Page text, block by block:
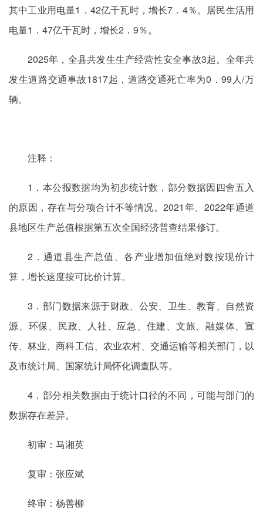
其中工业用电量1．42亿千瓦时，增长7．4％。居民生活用
电量1．47亿千瓦时，增长2．9％。
2025年，全县共发生生产经营性安全事故3起。全年共
发生道路交通事故1817起，道路交通死亡率为0．99人/万
辆。
注释：
1．本公报数据均为初步统计数，部分数据因四舍五入
的原因，存在与分项合计不等情况。2021年、2022年通道
县地区生产总值根据第五次全国经济普查结果修订。
2．通道县生产总值、各产业增加值绝对数按现价计
算，增长速度按可比价计算。
3．部门数据来源于财政、公安、卫生、教育、自然资
源、环保、民政、人社、应急、住建、文旅、融媒体、宣
传、林业、商科工信、农业农村、交通运输等相关部门，以
及市统计局、国家统计局怀化调查队等。
4．部分相关数据由于统计口径的不同，可能与部门的
数据存在差异。
初审：马湘英
复审：张应斌
终审：杨善柳